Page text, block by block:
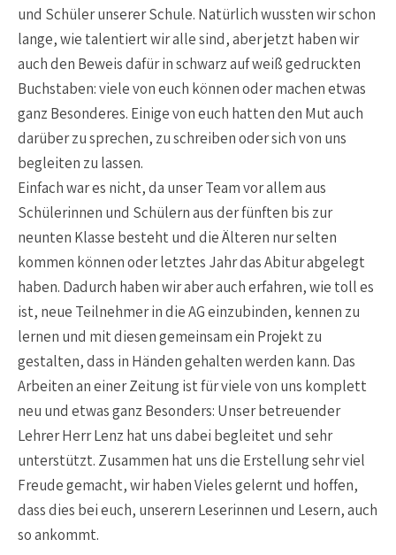
und Schüler unserer Schule. Natürlich wussten wir schon
lange, wie talentiert wir alle sind, aber jetzt haben wir
auch den Beweis dafür in schwarz auf weiß gedruckten
Buchstaben: viele von euch können oder machen etwas
ganz Besonderes. Einige von euch hatten den Mut auch
darüber zu sprechen, zu schreiben oder sich von uns
begleiten zu lassen.
Einfach war es nicht, da unser Team vor allem aus
Schülerinnen und Schülern aus der fünften bis zur
neunten Klasse besteht und die Älteren nur selten
kommen können oder letztes Jahr das Abitur abgelegt
haben. Dadurch haben wir aber auch erfahren, wie toll es
ist, neue Teilnehmer in die AG einzubinden, kennen zu
lernen und mit diesen gemeinsam ein Projekt zu
gestalten, dass in Händen gehalten werden kann. Das
Arbeiten an einer Zeitung ist für viele von uns komplett
neu und etwas ganz Besonders: Unser betreuender
Lehrer Herr Lenz hat uns dabei begleitet und sehr
unterstützt. Zusammen hat uns die Erstellung sehr viel
Freude gemacht, wir haben Vieles gelernt und hoffen,
dass dies bei euch, unserern Leserinnen und Lesern, auch
so ankommt.